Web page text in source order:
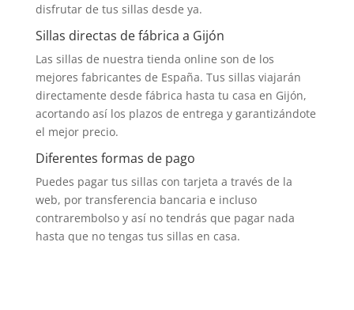
disfrutar de tus sillas desde ya.
Sillas directas de fábrica a Gijón
Las sillas de nuestra tienda online son de los
mejores fabricantes de España. Tus sillas viajarán
directamente desde fábrica hasta tu casa en Gijón,
acortando así los plazos de entrega y garantizándote
el mejor precio.
Diferentes formas de pago
Puedes pagar tus sillas con tarjeta a través de la
web, por transferencia bancaria e incluso
contrarembolso y así no tendrás que pagar nada
hasta que no tengas tus sillas en casa.